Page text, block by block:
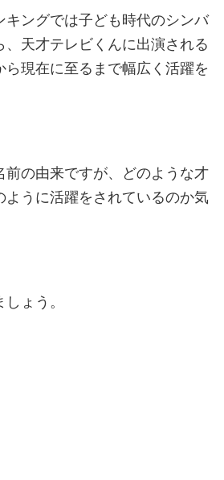
キングでは子ども時代のシンバ
天才テレビくんに出演される
ら現在に至るまで幅広く活躍を
前の由来ですが、どのような才
ように活躍をされているのか気
ょう。